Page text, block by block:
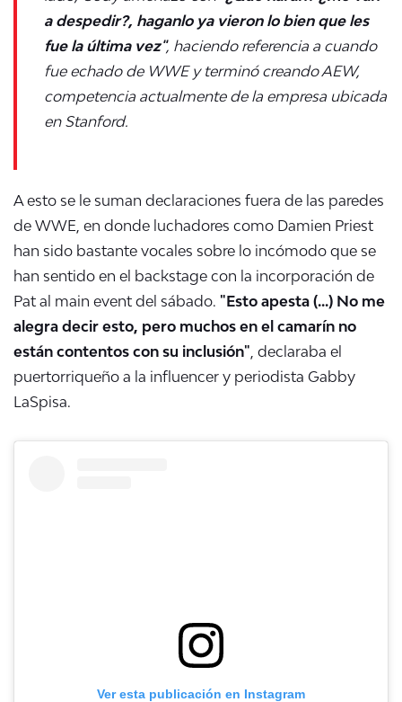
a despedir?, haganlo ya vieron lo bien que les
fue la última vez", haciendo referencia a cuando
fue echado de WWE y terminó creando AEW,
competencia actualmente de la empresa ubicada
en Stanford.
A esto se le suman declaraciones fuera de las paredes
de WWE, en donde luchadores como Damien Priest
han sido bastante vocales sobre lo incómodo que se
han sentido en el backstage con la incorporación de
Pat al main event del sábado. "Esto apesta (...) No me
alegra decir esto, pero muchos en el camarín no
están contentos con su inclusión" declaraba el
puertorriqueño a la influencer y periodista Gabby
LaSpisa.
Ver esta publicación en Instagram